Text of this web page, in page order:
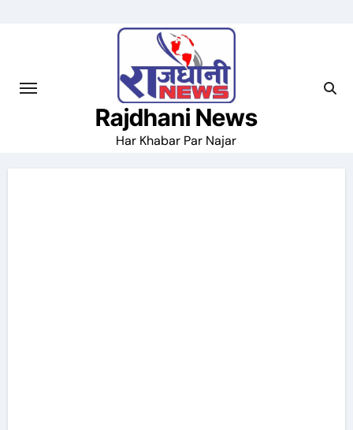
Rajdhani News
Har Khabar Par Najar